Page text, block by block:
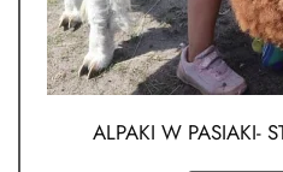
ALPAKI W PASIAKI-